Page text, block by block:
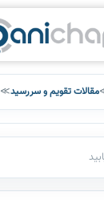
مقالات تقویم و سررسید≫